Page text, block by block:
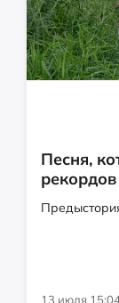
Песня,
13 июля